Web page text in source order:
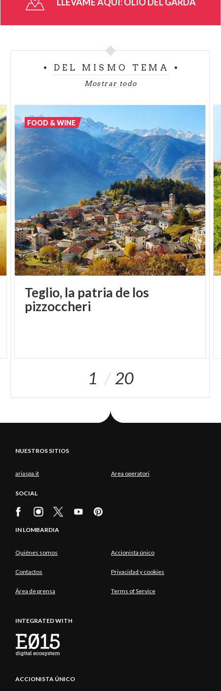
la época romana, tanto que escritores como
DEL MISMO TEMA
Mostrar todo
Teglio, la patria de los
pizzoccheri
FOOD & WINE
1 20
NUESTROS SITIOS
ariaspa.it Area operatori
SOCIAL
IN LOMBARDIA
Quiénes somos Accionista único
Contactos Privacidad y cookies
Área de prensa Terms of Service
INTEGRATED WITH
ACCIONISTA ÚNICO